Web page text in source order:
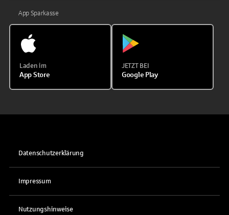
App Sparkasse
Laden im
App Store
JETZT BEI
Google Play
Datenschutzerklärung
Impressum
Nutzungshinweise